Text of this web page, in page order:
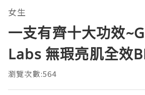
女生
一支有齊十大功效
Labs 無瑕亮肌全效
瀏覽次數:564